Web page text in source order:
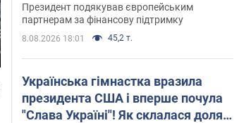
Президент подякував європейським
партнерам за фінансову підтримку
8.08.2026 18:01 45,2 т.
Українська гімнастка вразила
президента США і вперше почула
"Слава Україні"! Як склалася доля